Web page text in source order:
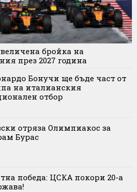
бройка на
през 2027 година
Бонучи ще бъде част от
на италианския
отбор
отряза Олимпиакос за
Бурас
победа: ЦСКА покори 20-а